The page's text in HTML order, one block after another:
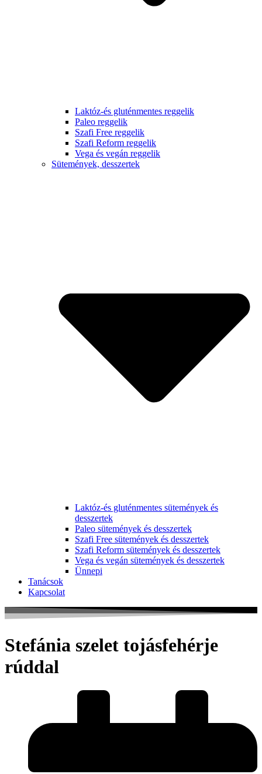
Laktóz-és gluténmentes reggelik
Paleo reggelik
Szafi Free reggelik
Szafi Reform reggelik
Vega és vegán reggelik
Sütemények, desszertek
Laktóz-és gluténmentes sütemények és
desszertek
Paleo sütemények és desszertek
Szafi Free sütemények és desszertek
Szafi Reform sütemények és desszertek
Vega és vegán sütemények és desszertek
Ünnepi
Tanácsok
Kapcsolat
Stefánia szelet tojásfehérje
rúddal